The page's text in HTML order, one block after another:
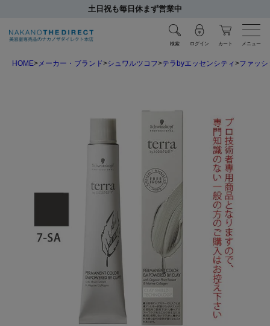
土日祝も毎日休まず営業中
検索 ログイン カート メニュー
HOME メーカー・ブランド シュワルツコフ テラbyエッセンシティ ファッ